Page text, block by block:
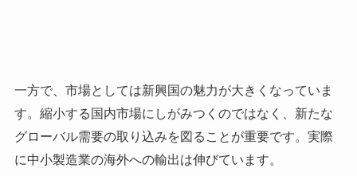
一方で、市場としては新興国の魅力が大きくなっていま
す。縮小する国内市場にしがみつくのではなく、新たな
グローバル需要の取り込みを図ることが重要です。実際
に中小製造業の海外への輸出は伸びています。